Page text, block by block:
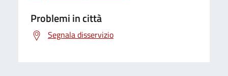
Problemi in città
Segnala disservizio